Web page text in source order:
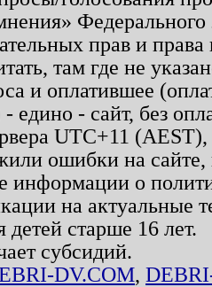
прав и
там где не
и оплатившее
едино - сайт, без
UTC+11
ошибки на
информации о
на актуальные
старше 16 лет.
субсидий.
DV.COM,